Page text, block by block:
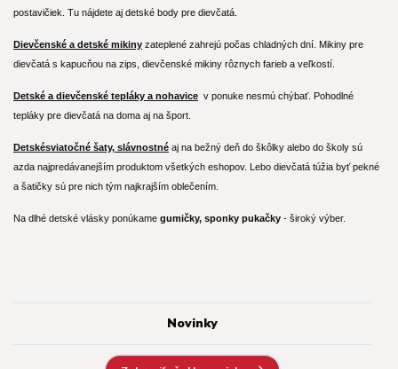
postavičiek. Tu nájdete aj detské body pre dievčatá.
Dievčenské a detské mikiny zateplené zahrejú počas chladných dní. Mikiny pre
dievčatá s kapucňou na zips, dievčenské mikiny rôznych farieb a veľkostí.
Detské a dievčenské tepláky a nohavice v ponuke nesmú chýbať. Pohodlné
tepláky pre dievčatá na doma aj na šport.
Detskésviatočné šaty, slávnostné aj na bežný deň do škôlky alebo do školy sú
azda najpredávanejším produktom všetkých eshopov. Lebo dievčatá túžia byť pekné
a šatičky sú pre nich tým najkrajším oblečením.
Na dlhé detské vlásky ponúkame gumičky, sponky pukačky - široký výber.
Novinky